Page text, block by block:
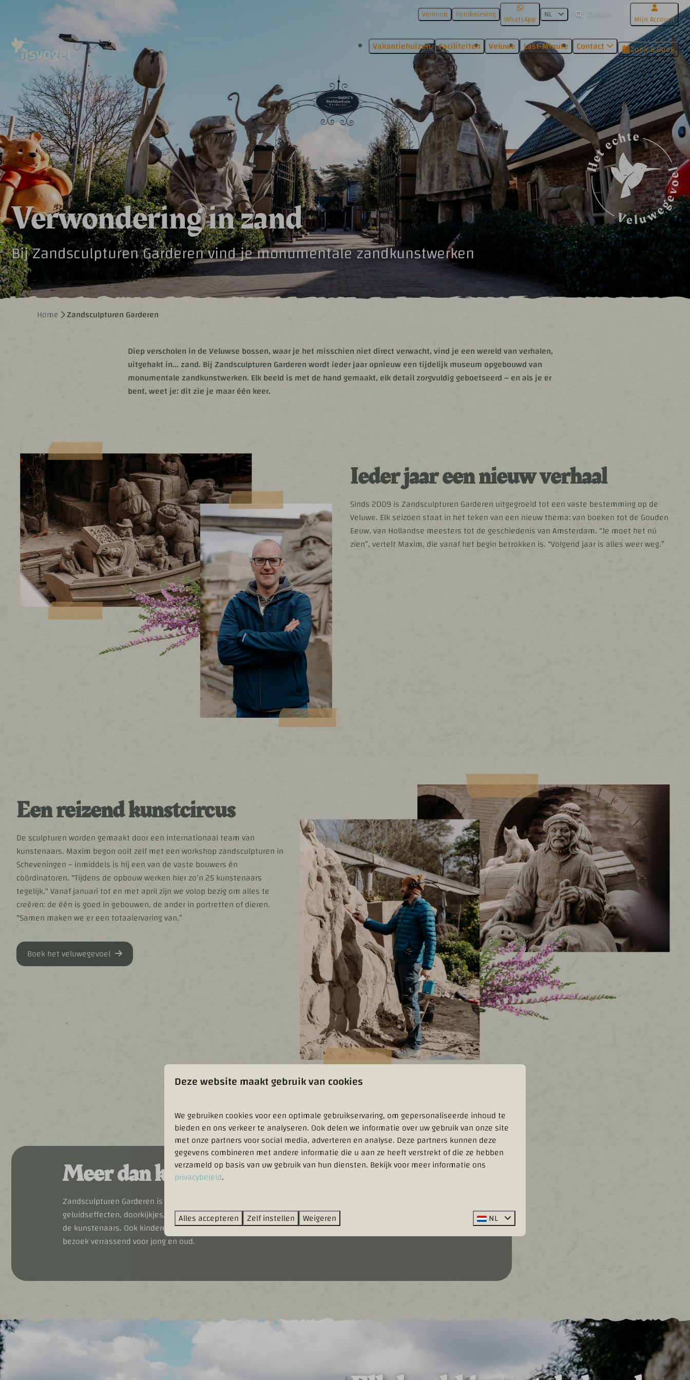
Verkoop Fotobeleving WhatsApp NL Mijn Account
Vakantiehuizen Faciliteiten Veluwe Last-Minute Contact Zoek & Boek
Verwondering in zand
Bij Zandsculpturen Garderen vind je monumentale zandkunstwerken
Home Zandsculpturen Garderen
Diep verscholen in de Veluwse bossen, waar je het misschien niet direct verwacht, vind je een wereld van verhalen,
uitgehakt in... zand. Bij Zandsculpturen Garderen wordt ieder jaar opnieuw een tijdelijk museum opgebouwd van
monumentale zandkunstwerken. Elk beeld is met de hand gemaakt, elk detail zorgvuldig geboetseerd – en als je er
bent, weet je: dit zie je maar één keer.
Ieder jaar een nieuw verhaal
Sinds 2009 is Zandsculpturen Garderen uitgegroeid tot een vaste bestemming op de
Veluwe. Elk seizoen staat in het teken van een nieuw thema: van boeken tot de Gouden
Eeuw, van Hollandse meesters tot de geschiedenis van Amsterdam. “Je moet het nú
zien”, vertelt Maxim, die vanaf het begin betrokken is. “Volgend jaar is alles weer weg.”
Een reizend kunstcircus
De sculpturen worden gemaakt door een internationaal team van
kunstenaars. Maxim begon ooit zelf met een workshop zandsculpturen in
Scheveningen – inmiddels is hij een van de vaste bouwers én
coördinatoren. “Tijdens de opbouw werken hier zo’n 25 kunstenaars
tegelijk." Vanaf januari tot en met april zijn we volop bezig om alles te
creëren: de één is goed in gebouwen, de ander in portretten of dieren.
"Samen maken we er een totaalervaring van.”
Boek het veluwegevoel
Meer dan kijken 👀
Zandsculpturen Garderen is niet alleen iets om naar te kijken – het is een ervaring. Met subtiele
geluidseffecten, doorkijkjes, routes binnen én buiten, en hier en daar zelfs een demonstratie door een van
de kunstenaars. Ook kinderen worden niet vergeten: korte teksten, weetjes en leuke opdrachten maken het
bezoek verrassend voor jong en oud.
Deze website maakt gebruik van cookies
We gebruiken cookies voor een optimale gebruikservaring, om gepersonaliseerde inhoud te
bieden en ons verkeer te analyseren. Ook delen we informatie over uw gebruik van onze site
met onze partners voor social media, adverteren en analyse. Deze partners kunnen deze
gegevens combineren met andere informatie die u aan ze heeft verstrekt of die ze hebben
verzameld op basis van uw gebruik van hun diensten. Bekijk voor meer informatie ons
privacybeleid.
Alles accepteren Zelf instellen Weigeren NL